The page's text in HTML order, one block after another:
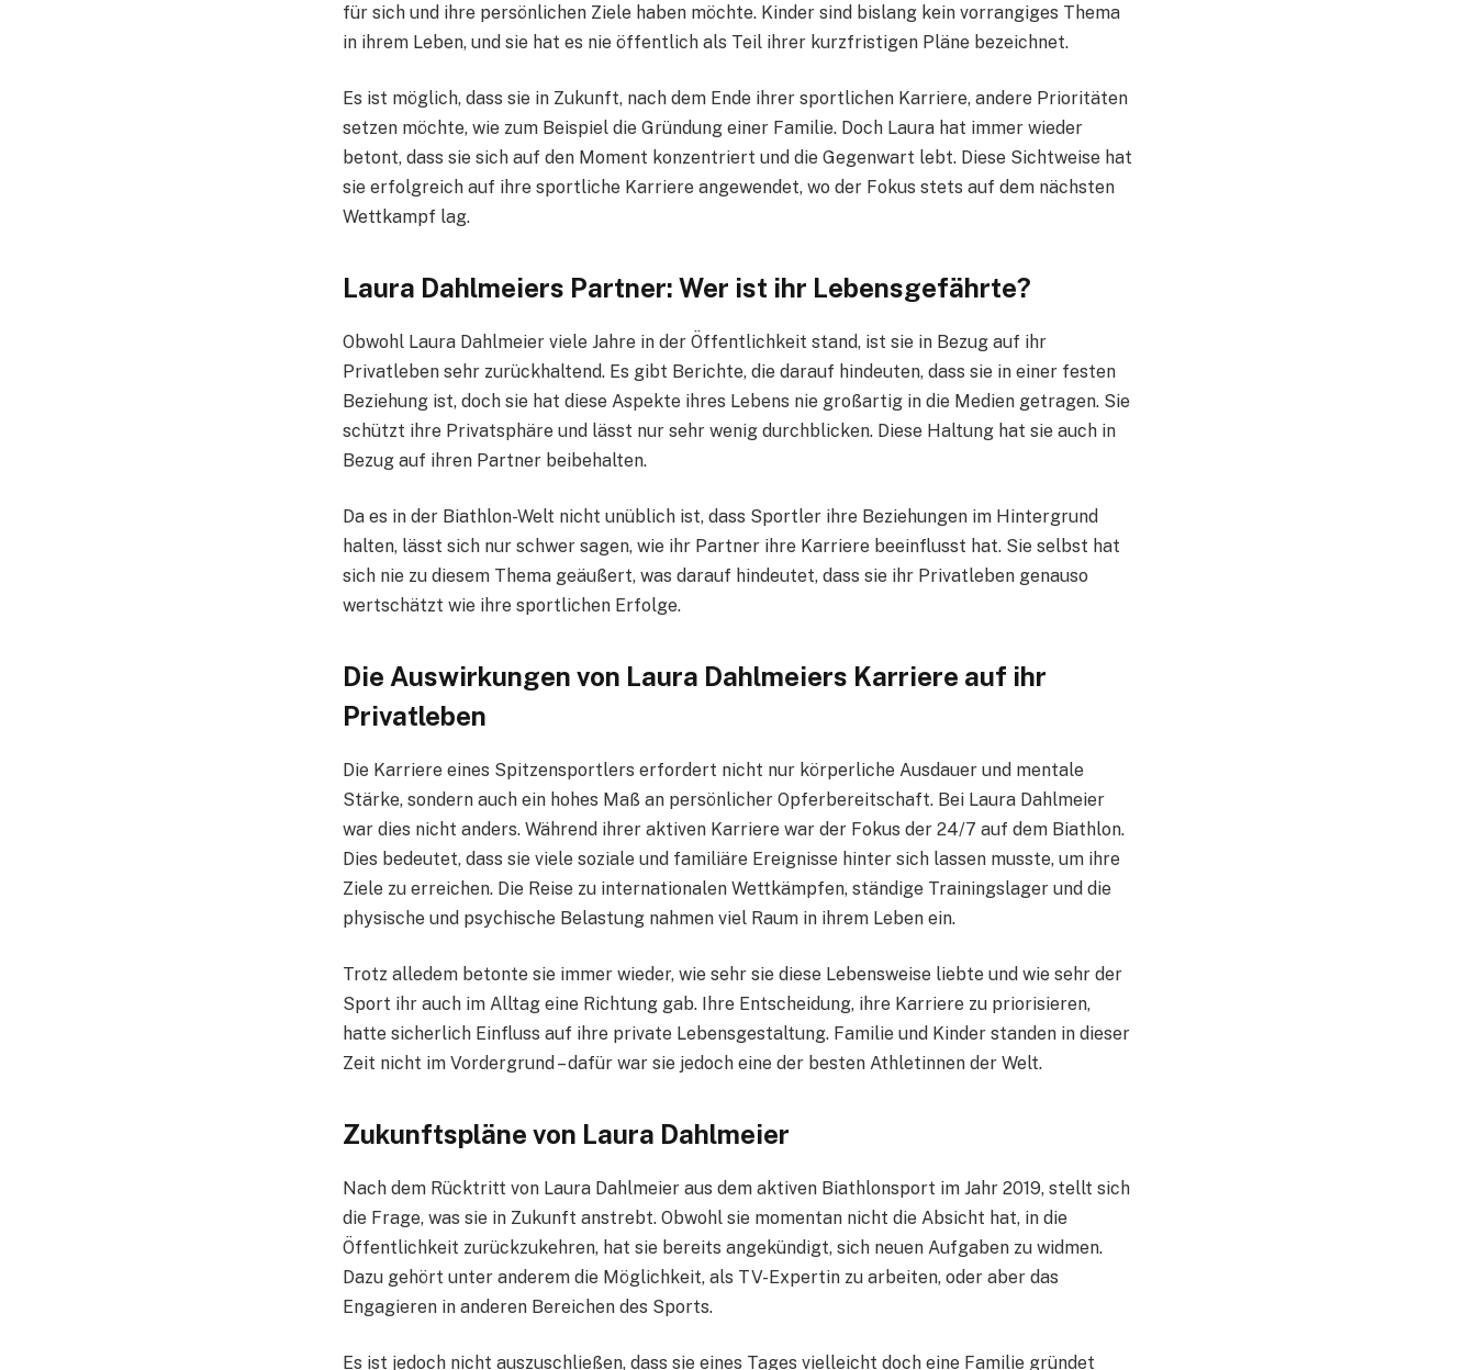
für sich und ihre persönlichen Ziele haben möchte. Kinder sind bislang kein vorrangiges Thema
in ihrem Leben, und sie hat es nie öffentlich als Teil ihrer kurzfristigen Pläne bezeichnet.
Es ist möglich, dass sie in Zukunft, nach dem Ende ihrer sportlichen Karriere, andere Prioritäten
setzen möchte, wie zum Beispiel die Gründung einer Familie. Doch Laura hat immer wieder
betont, dass sie sich auf den Moment konzentriert und die Gegenwart lebt. Diese Sichtweise hat
sie erfolgreich auf ihre sportliche Karriere angewendet, wo der Fokus stets auf dem nächsten
Wettkampf lag.
Laura Dahlmeiers Partner: Wer ist ihr Lebensgefährte?
Obwohl Laura Dahlmeier viele Jahre in der Öffentlichkeit stand, ist sie in Bezug auf ihr
Privatleben sehr zurückhaltend. Es gibt Berichte, die darauf hindeuten, dass sie in einer festen
Beziehung ist, doch sie hat diese Aspekte ihres Lebens nie großartig in die Medien getragen. Sie
schützt ihre Privatsphäre und lässt nur sehr wenig durchblicken. Diese Haltung hat sie auch in
Bezug auf ihren Partner beibehalten.
Da es in der Biathlon-Welt nicht unüblich ist, dass Sportler ihre Beziehungen im Hintergrund
halten, lässt sich nur schwer sagen, wie ihr Partner ihre Karriere beeinflusst hat. Sie selbst hat
sich nie zu diesem Thema geäußert, was darauf hindeutet, dass sie ihr Privatleben genauso
wertschätzt wie ihre sportlichen Erfolge.
Die Auswirkungen von Laura Dahlmeiers Karriere auf ihr
Privatleben
Die Karriere eines Spitzensportlers erfordert nicht nur körperliche Ausdauer und mentale
Stärke, sondern auch ein hohes Maß an persönlicher Opferbereitschaft. Bei Laura Dahlmeier
war dies nicht anders. Während ihrer aktiven Karriere war der Fokus der 24/7 auf dem Biathlon.
Dies bedeutet, dass sie viele soziale und familiäre Ereignisse hinter sich lassen musste, um ihre
Ziele zu erreichen. Die Reise zu internationalen Wettkämpfen, ständige Trainingslager und die
physische und psychische Belastung nahmen viel Raum in ihrem Leben ein.
Trotz alledem betonte sie immer wieder, wie sehr sie diese Lebensweise liebte und wie sehr der
Sport ihr auch im Alltag eine Richtung gab. Ihre Entscheidung, ihre Karriere zu priorisieren,
hatte sicherlich Einfluss auf ihre private Lebensgestaltung. Familie und Kinder standen in dieser
Zeit nicht im Vordergrund – dafür war sie jedoch eine der besten Athletinnen der Welt.
Zukunftspläne von Laura Dahlmeier
Nach dem Rücktritt von Laura Dahlmeier aus dem aktiven Biathlonsport im Jahr 2019, stellt sich
die Frage, was sie in Zukunft anstrebt. Obwohl sie momentan nicht die Absicht hat, in die
Öffentlichkeit zurückzukehren, hat sie bereits angekündigt, sich neuen Aufgaben zu widmen.
Dazu gehört unter anderem die Möglichkeit, als TV-Expertin zu arbeiten, oder aber das
Engagieren in anderen Bereichen des Sports.
Es ist jedoch nicht auszuschließen, dass sie eines Tages vielleicht doch eine Familie gründet